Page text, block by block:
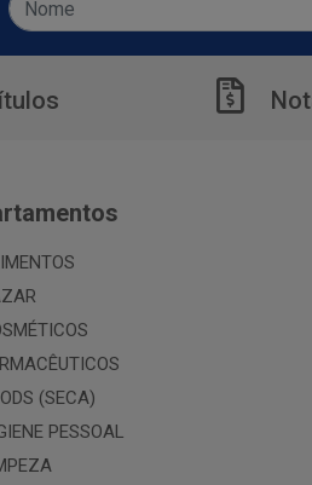
(SECA)
PESSOAL